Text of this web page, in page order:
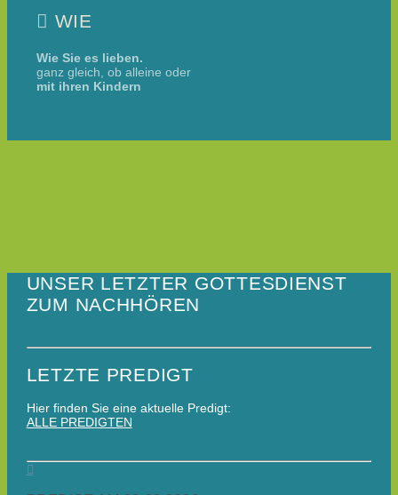
WIE
Wie Sie es lieben.
ganz gleich, ob alleine oder
mit ihren Kindern
UNSER LETZTER GOTTESDIENST
ZUM NACHHÖREN
LETZTE PREDIGT
Hier finden Sie eine aktuelle Predigt:
ALLE PREDIGTEN